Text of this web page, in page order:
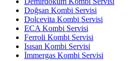
Doğsan Kombi Servisi
Dolcevita Kombi Servisi
ECA Kombi Servisi
Ferroli Kombi Servisi
Isısan Kombi Servisi
İmmergas Kombi Servisi